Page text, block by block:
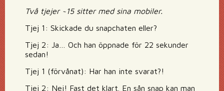
Två tjejer ~15 sitter med sina mobiler.
Tjej 1: Skickade du snapchaten eller?
Tjej 2: Ja… Och han öppnade för 22 sekunder
sedan!
Tjej 1 (förvånat): Har han inte svarat?!
Tjej 2: Nej! Fast det klart. En sån snap kan man